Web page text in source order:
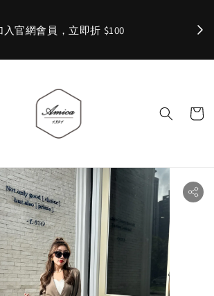
入官網會員，立即折 $100 ✨